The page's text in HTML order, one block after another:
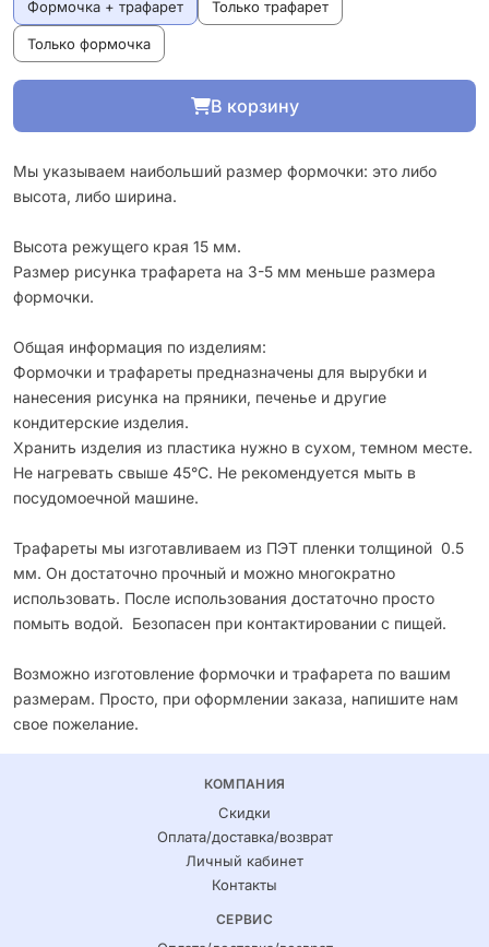
Формочка + трафарет Только трафарет
Только формочка
В корзину
Мы указываем наибольший размер формочки: это либо
высота, либо ширина.
Высота режущего края 15 мм.
Размер рисунка трафарета на 3-5 мм меньше размера
формочки.
Общая информация по изделиям:
Формочки и трафареты предназначены для вырубки и
нанесения рисунка на пряники, печенье и другие
кондитерские изделия.
Хранить изделия из пластика нужно в сухом, темном месте.
Не нагревать свыше 45°С. Не рекомендуется мыть в
посудомоечной машине.
Трафареты мы изготавливаем из ПЭТ пленки толщиной 0.5
мм. Он достаточно прочный и можно многократно
использовать. После использования достаточно просто
помыть водой. Безопасен при контактировании с пищей.
Возможно изготовление формочки и трафарета по вашим
размерам. Просто, при оформлении заказа, напишите нам
свое пожелание.
КОМПАНИЯ
Скидки
Оплата/доставка/возврат
Личный кабинет
Контакты
СЕРВИС